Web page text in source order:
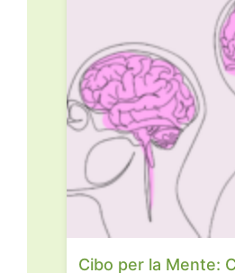
Cibo per la Mente: